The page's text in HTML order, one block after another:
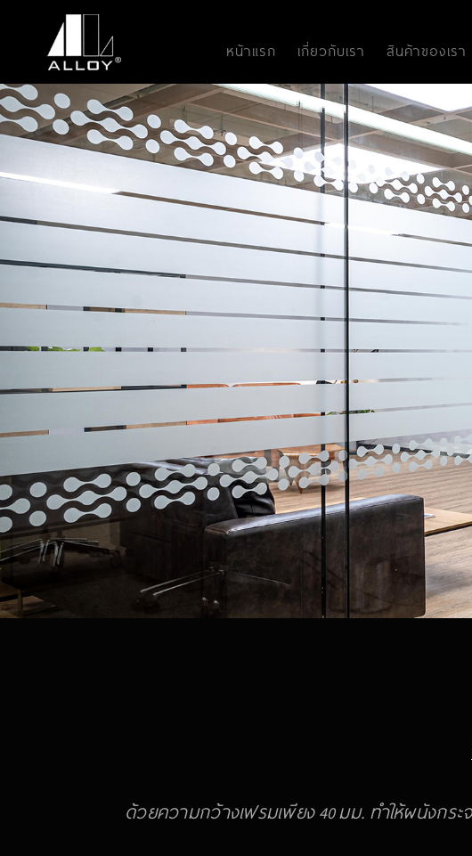
หน้าแรก เกี่ยวกับเรา สินค้าของเรา
ด้วยความกว้างเฟรมเพียง 40 มม. ทำให้ผนังกระ